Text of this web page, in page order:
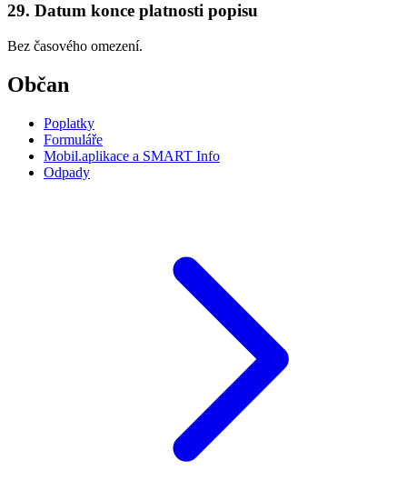
29. Datum konce platnosti popisu
Bez časového omezení.
Občan
Poplatky
Formuláře
Mobil.aplikace a SMART Info
Odpady